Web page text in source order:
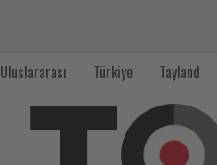
Uluslararası Türkiye Tayland